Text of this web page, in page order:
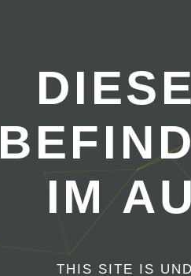
IM
THIS SITE IS